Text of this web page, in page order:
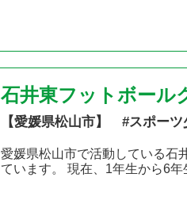
石井東フットボール
【愛媛県松山市】 #スポーツ
愛媛県松山市で活動している石
ています。 現在、1年生から6年